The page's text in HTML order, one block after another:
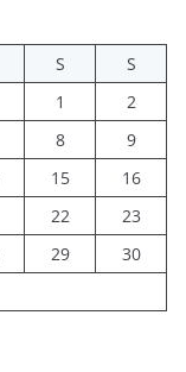
S
S
1
2
8
9
15
16
22
23
29
30